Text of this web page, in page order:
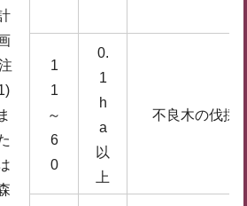
ま
1
1
～
6
0
0.
1
h
a
以
上
不良木の伐採